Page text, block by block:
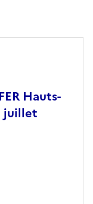
Hauts-
juillet